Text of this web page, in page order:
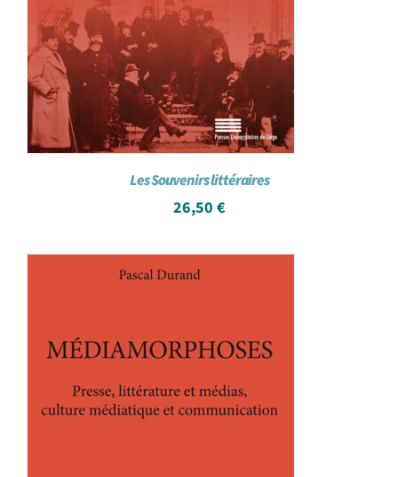
Les Souvenirs littéraires
26,50 €